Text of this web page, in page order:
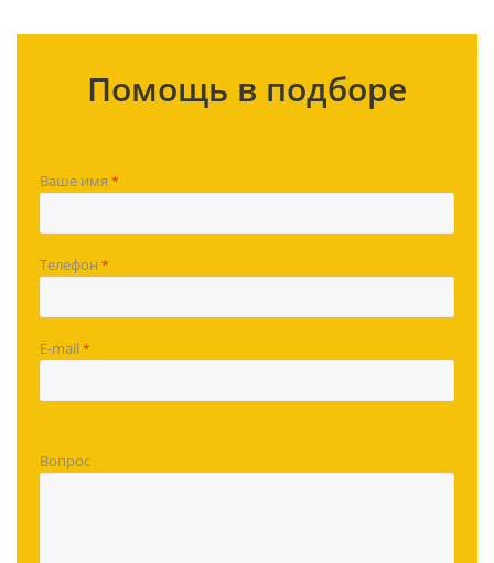
Помощь в подборе
Ваше имя *
Телефон *
E-mail *
Вопрос